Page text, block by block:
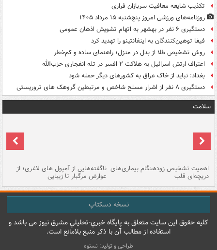
تکذیب شایعه معافیت سربازان فراری
روزنامه‌های ورزشی امروز پنج‌شنبه ۱۵ مرداد ۱۴۰۵
دستگیری ۶ نفر در بهشهر به اتهام تشویش اذهان عمومی
فیفا توهین‌کنندگان به اینفانتینو را تهدید کرد
روش تشخیص طلا از بدل در منزل؛ راهنمای ساده و کم‌خطر
اعتراف ارتش اسرائیل به هلاکت ۲ افسر در تله انفجاری حزب‌الله
بغداد: نباید از خاک عراق به کشورهای دیگر حمله شود
دستگیری ۸ نفر از اشرار مسلح شاخص و مرتبطین گروهک های تروریستی
سلامت
اهمیت تشخیص زودهنگام بیماری‌های
دریچه‌ای قلب
ناگفته‌هایی از آمپول های لاغری؛ از
عوارض مرگبار تا زیبایی
نسخه دسکتاپ
کليه حقوق اين سايت متعلق به پایگاه خبري-تحليلي مشرق نيوز می باشد و
استفاده از مطالب آن با ذکر منبع بلامانع است.
طراحی و تولید: نستوه